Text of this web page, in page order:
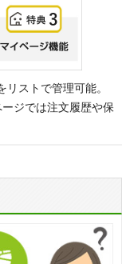
ストで管理可能。
ジでは注文履歴や保